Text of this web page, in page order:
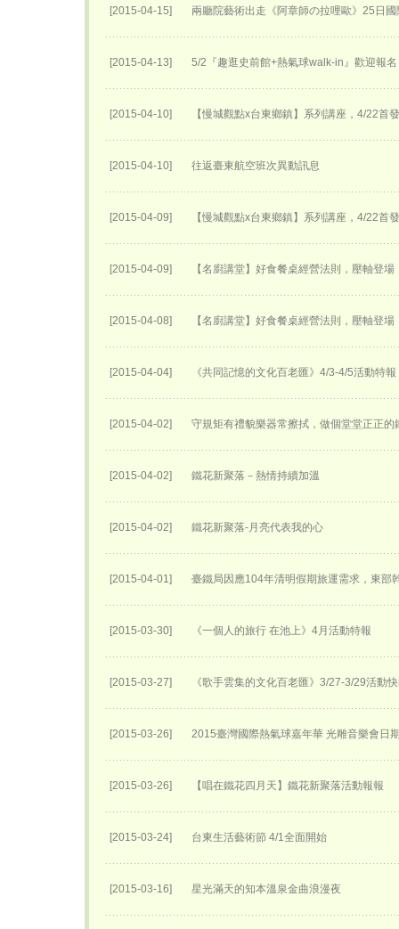
[2015-04-15] 兩廳院藝術出走《阿章師の拉哩歐》25日
[2015-04-13] 5/2『趣逛史前館+熱氣球walk-in』歡迎報
[2015-04-10] 【慢城觀點x台東鄉鎮】系列講座，4/22首
[2015-04-10] 往返臺東航空班次異動訊息
[2015-04-09] 【慢城觀點x台東鄉鎮】系列講座，4/22首
[2015-04-09] 【名廚講堂】好食餐桌經營法則，壓軸登場
[2015-04-08] 【名廚講堂】好食餐桌經營法則，壓軸登場
[2015-04-04] 《共同記憶的文化百老匯》4/3-4/5活動特報
[2015-04-02] 守規矩有禮貌樂器常擦拭，做個堂堂正正的
[2015-04-02] 鐵花新聚落－熱情持續加溫
[2015-04-02] 鐵花新聚落-月亮代表我的心
[2015-04-01] 臺鐵局因應104年清明假期旅運需求，東部
[2015-03-30] 《一個人的旅行 在池上》4月活動特報
[2015-03-27] 《歌手雲集的文化百老匯》3/27-3/29活動
[2015-03-26] 2015臺灣國際熱氣球嘉年華 光雕音樂會日
[2015-03-26] 【唱在鐵花四月天】鐵花新聚落活動報報
[2015-03-24] 台東生活藝術節 4/1全面開始
[2015-03-16] 星光滿天的知本溫泉金曲浪漫夜